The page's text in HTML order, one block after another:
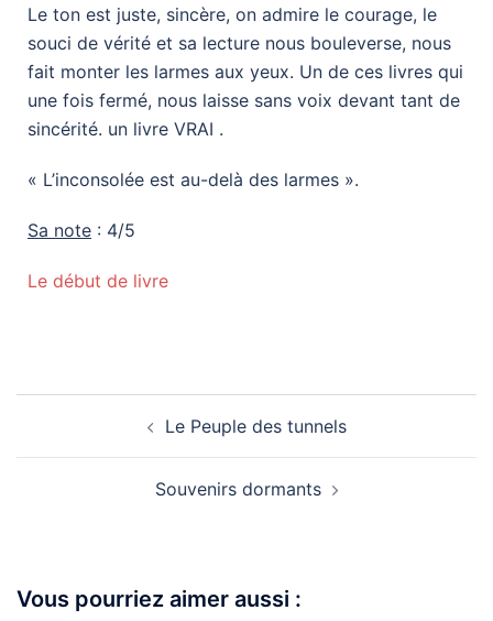
Le ton est juste, sincère, on admire le courage, le
souci de vérité et sa lecture nous bouleverse, nous
fait monter les larmes aux yeux. Un de ces livres qui
une fois fermé, nous laisse sans voix devant tant de
sincérité. un livre VRAI .
« L’inconsolée est au-delà des larmes ».
Sa note : 4/5
Le début de livre
Le Peuple des tunnels
Souvenirs dormants
Vous pourriez aimer aussi :